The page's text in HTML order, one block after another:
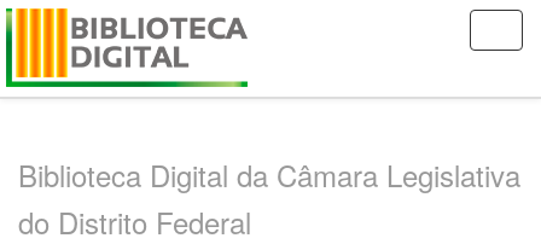
Skip
Biblioteca Digital da Câmara Legislativa
do Distrito Federal